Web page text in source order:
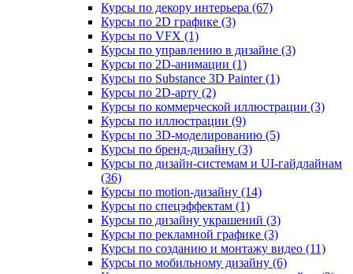
Курсы по декору интерьера (67)
Курсы по 2D графике (3)
Курсы по VFX (1)
Курсы по управлению в дизайне (3)
Курсы по 2D‑анимации (1)
Курсы по Substance 3D Painter (1)
Курсы по 2D‑арту (2)
Курсы по коммерческой иллюстрации (3)
Курсы по иллюстрации (9)
Курсы по 3D‑моделированию (5)
Курсы по бренд‑дизайну (3)
Курсы по дизайн-системам и UI-гайдлайнам
(36)
Курсы по motion-дизайну (14)
Курсы по спецэффектам (1)
Курсы по дизайну украшений (3)
Курсы по рекламной графике (3)
Курсы по созданию и монтажу видео (11)
Курсы по мобильному дизайну (6)